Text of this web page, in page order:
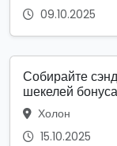
09.10.2025
Собирайте
шекелей
Холон
15.10.2025